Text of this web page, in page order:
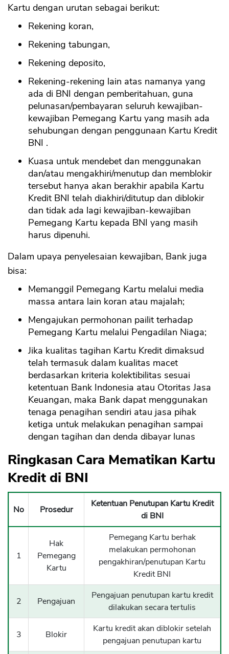
Kartu dengan urutan sebagai berikut:
Rekening koran,
Rekening tabungan,
Rekening deposito,
Rekening-rekening lain atas namanya yang
ada di BNI dengan pemberitahuan, guna
pelunasan/pembayaran seluruh kewajiban-
kewajiban Pemegang Kartu yang masih ada
sehubungan dengan penggunaan Kartu Kredit
BNI .
Kuasa untuk mendebet dan menggunakan
dan/atau mengakhiri/menutup dan memblokir
tersebut hanya akan berakhir apabila Kartu
Kredit BNI telah diakhiri/ditutup dan diblokir
dan tidak ada lagi kewajiban-kewajiban
Pemegang Kartu kepada BNI yang masih
harus dipenuhi.
Dalam upaya penyelesaian kewajiban, Bank juga
bisa:
Memanggil Pemegang Kartu melalui media
massa antara lain koran atau majalah;
Mengajukan permohonan pailit terhadap
Pemegang Kartu melalui Pengadilan Niaga;
Jika kualitas tagihan Kartu Kredit dimaksud
telah termasuk dalam kualitas macet
berdasarkan kriteria kolektibilitas sesuai
ketentuan Bank Indonesia atau Otoritas Jasa
Keuangan, maka Bank dapat menggunakan
tenaga penagihan sendiri atau jasa pihak
ketiga untuk melakukan penagihan sampai
dengan tagihan dan denda dibayar lunas
Ringkasan Cara Mematikan Kartu
Kredit di BNI
No Prosedur
Ketentuan Penutupan Kartu Kredit
di BNI
1
Hak
Pemegang
Kartu
Pemegang Kartu berhak
melakukan permohonan
pengakhiran/penutupan Kartu
Kredit BNI
2 Pengajuan
Pengajuan penutupan kartu kredit
dilakukan secara tertulis
3 Blokir
Kartu kredit akan diblokir setelah
pengajuan penutupan kartu